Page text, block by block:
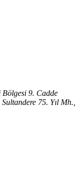
9. Cadde
75. Yıl Mh.,